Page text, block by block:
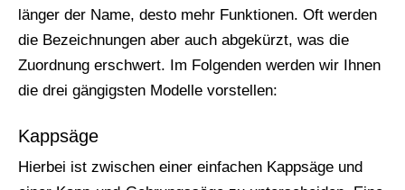
länger der Name, desto mehr Funktionen. Oft werden
die Bezeichnungen aber auch abgekürzt, was die
Zuordnung erschwert. Im Folgenden werden wir Ihnen
die drei gängigsten Modelle vorstellen:
Kappsäge
Hierbei ist zwischen einer einfachen Kappsäge und